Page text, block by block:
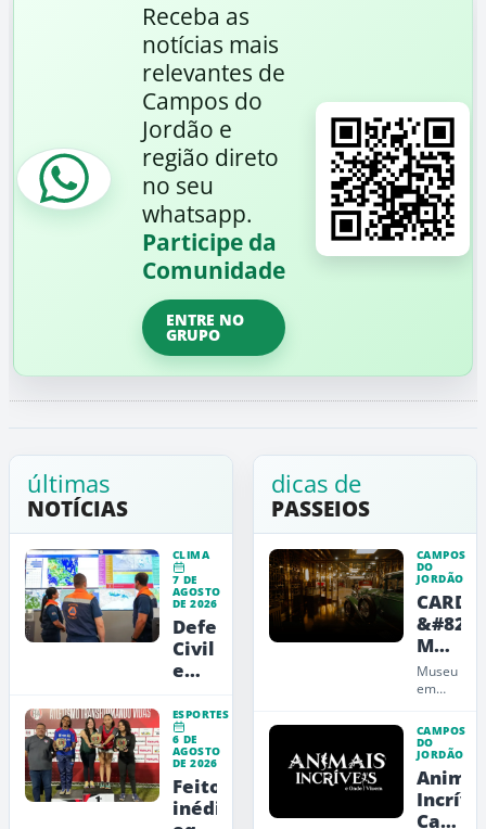
Receba as
notícias mais
relevantes de
Campos do
Jordão e
região direto
no seu
whatsapp.
Participe da
Comunidade
ENTRE NO
GRUPO
últimas
NOTÍCIAS
CLIMA
7 DE
AGOSTO
DE 2026
Defesa
Civil
emite
vermelho
para
a
RMVale
ESPORTES
6 DE
AGOSTO
DE 2026
Feito
inédito:
dicas de
PASSEIOS
CAMPOS
DO
JORDÃO
CARDE
Museu
de
Arte,
e
Museu
em
do
Jordão
que
une
carros,
arte,
CAMPOS
DO
JORDÃO